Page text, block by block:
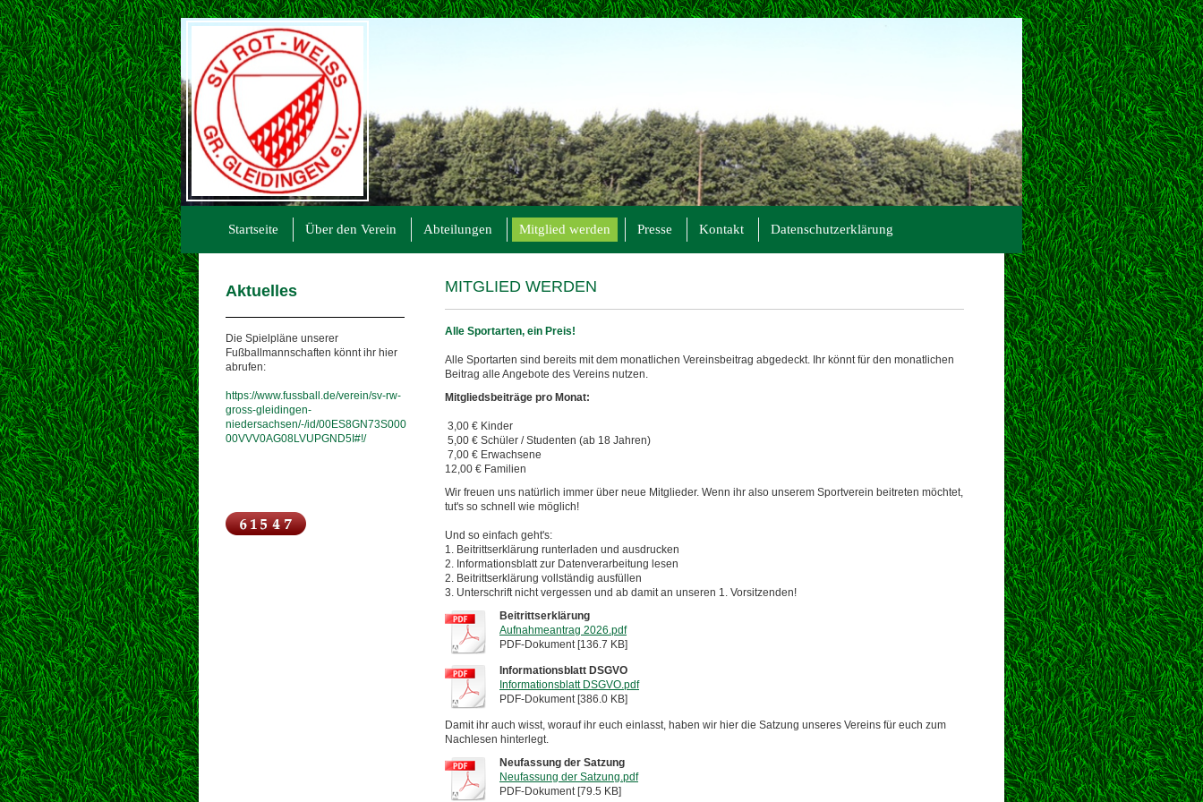
Startseite Über den Verein Abteilungen Mitglied werden Presse Kontakt Datenschutzerklärung
Aktuelles
Die Spielpläne unserer
Fußballmannschaften könnt ihr hier
abrufen:
https://www.fussball.de/verein/sv-rw-
gross-gleidingen-
niedersachsen/-/id/00ES8GN73S000
00VVV0AG08LVUPGND5I#!/
MITGLIED WERDEN
Alle Sportarten, ein Preis!
Alle Sportarten sind bereits mit dem monatlichen Vereinsbeitrag abgedeckt. Ihr könnt für den monatlichen
Beitrag alle Angebote des Vereins nutzen.
Mitgliedsbeiträge pro Monat:
3,00 € Kinder
5,00 € Schüler / Studenten (ab 18 Jahren)
7,00 € Erwachsene
12,00 € Familien
Wir freuen uns natürlich immer über neue Mitglieder. Wenn ihr also unserem Sportverein beitreten möchtet,
tut's so schnell wie möglich!
Und so einfach geht's:
1. Beitrittserklärung runterladen und ausdrucken
2. Informationsblatt zur Datenverarbeitung lesen
2. Beitrittserklärung vollständig ausfüllen
3. Unterschrift nicht vergessen und ab damit an unseren 1. Vorsitzenden!
Beitrittserklärung
Aufnahmeantrag 2026.pdf
PDF-Dokument [136.7 KB]
Informationsblatt DSGVO
Informationsblatt DSGVO.pdf
PDF-Dokument [386.0 KB]
Damit ihr auch wisst, worauf ihr euch einlasst, haben wir hier die Satzung unseres Vereins für euch zum
Nachlesen hinterlegt.
Neufassung der Satzung
Neufassung der Satzung.pdf
PDF-Dokument [79.5 KB]